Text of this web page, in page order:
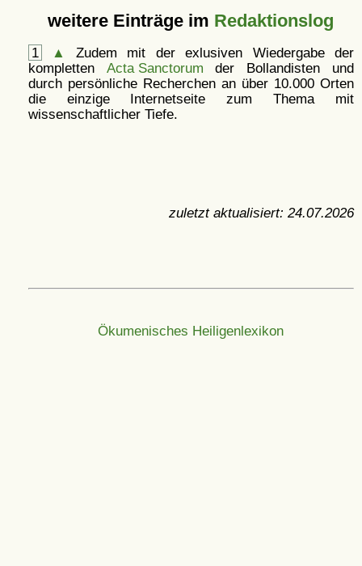
weitere Einträge im Redaktionslog
1 ▲
Zudem mit der exlusiven Wiedergabe der
kompletten Acta Sanctorum der Bollandisten und
durch persönliche Recherchen an über 10.000 Orten
die einzige Internetseite zum Thema mit
wissenschaftlicher Tiefe.
zuletzt aktualisiert: 24.07.2026
Ökumenisches Heiligenlexikon